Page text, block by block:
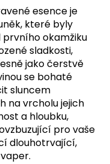
esence je
které byly
prvního okamžiku
sladkosti,
jako čerstvě
se bohaté
sluncem
na vrcholu jejich
a hloubku,
pro vaše
dlouhotrvající,